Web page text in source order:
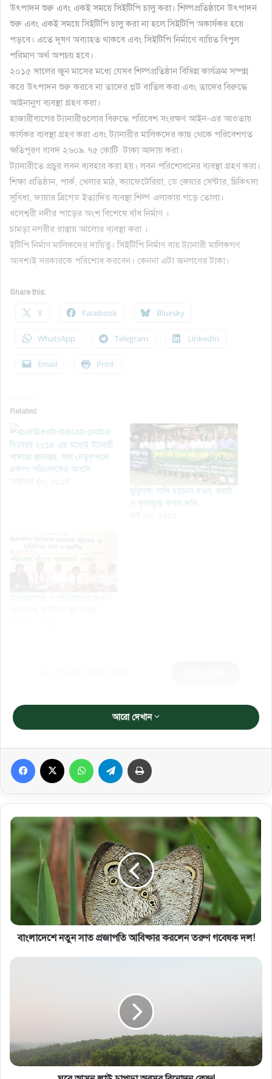
উৎপাদন শুরু এবং একই সময়ে সিইটিপি চালু করা। শিল্পপ্রতিষ্ঠানে উৎপাদন
শুরু এবং একই সময়ে সিইটিপি চালু করা না হলে সিইটিপি অকার্যকর হয়ে
পড়বে। এতে দূষণ অব্যাহত থাকবে এবং সিইটিপি নির্মাণে ব্যয়িত বিপুল
পরিমাণ অর্থ অপচয় হবে।
২০১৫ সালের জুন মাসের মধ্যে যেসব শিল্পপ্রতিষ্ঠান বিভিন্ন কার্যক্রম সম্পন্ন
করে উৎপাদন শুরু করবে না তাদের প্লট বাতিল করা এবং তাদের বিরুদ্ধে
আইনানুগ ব্যবস্থা গ্রহণ করা।
হাজারীবাগের ট্যানারীগুলোর বিরুদ্ধে পরিবেশ সংরক্ষণ আইন-এর আওতায়
কার্যকর ব্যবস্থা গ্রহণ করা এবং ট্যানারীর মালিকদের কাছ থেকে পরিবেশগত
ক্ষতিপূরণ বাবদ ২৬০৯.৭৫ কোটি টাকা আদায় করা।
ট্যানারীতে প্রচুর লবন ব্যবহার করা হয়। লবন পরিশোধনের ব্যবস্থা গ্রহণ করা।
শিক্ষা প্রতিষ্ঠান, পার্ক, খেলার মাঠ, ক্যাফেটেরিয়া, ডে কেয়ার সেন্টার, চিকিৎসা
সুবিধা, ফায়ার ব্রিগেড ইত্যাদির ব্যবস্থা শিল্প এলাকায় গড়ে তোলা।
ধলেশ্বরী নদীর পাড়ের অংশ বিশেষে বাঁধ নির্মাণ ।
চামড়া নগরীর রাস্তায় আলোর ব্যবস্থা করা ।
ইটিপি নির্মাণ মালিকদের দায়িত্ব। সিইটিপি নির্মাণ ব্যয় ট্যানারী মালিকগণ
আবশ্যই সরকারকে পরিশোধ করবেন। কেননা এটা জনগণের টাকা।
Share this:
X Facebook Bluesky
WhatsApp Telegram LinkedIn
Email Print
Related
ডিসেম্বর ২০১৪ এর মধ্যেই ট্যানারী
সাভারে স্থানান্তর; পবা নেতৃবৃন্দকে
প্রকল্প পরিচালকের আশ্বাস
বুড়িগঙ্গা আদি চ্যানেল দখল, ভরাট
ও দূষণমুক্ত করার দাবি
আরো দেখান
বাংলাদেশে নতুন সাত প্রজাপতি আবিষ্কার করলেন তরুণ গবেষক দল!